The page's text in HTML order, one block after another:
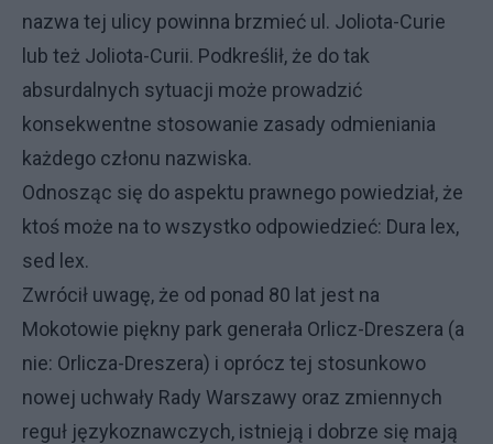
nazwa tej ulicy powinna brzmieć ul. Joliota-Curie
lub też Joliota-Curii. Podkreślił, że do tak
absurdalnych sytuacji może prowadzić
konsekwentne stosowanie zasady odmieniania
każdego członu nazwiska.
Odnosząc się do aspektu prawnego powiedział, że
ktoś może na to wszystko odpowiedzieć: Dura lex,
sed lex.
Zwrócił uwagę, że od ponad 80 lat jest na
Mokotowie piękny park generała Orlicz-Dreszera (a
nie: Orlicza-Dreszera) i oprócz tej stosunkowo
nowej uchwały Rady Warszawy oraz zmiennych
reguł językoznawczych, istnieją i dobrze się mają